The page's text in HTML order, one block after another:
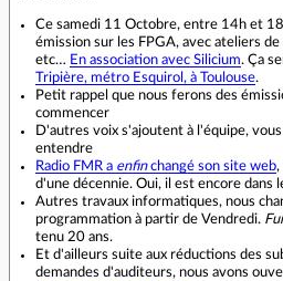
Ce samedi 11 Octobre, entre 14h et
émission sur les FPGA, avec ateliers de
etc… En association avec Silicium. Ça
Tripière, métro Esquirol, à Toulouse.
Petit rappel que nous ferons des
commencer
D'autres voix s'ajoutent à l'équipe,
entendre
Radio FMR a enfinchangé son site web,
d'une décennie. Oui, il est encore dans
Autres travaux informatiques, nous
programmation à partir de Vendredi.
tenu 20 ans.
Et d'ailleurs suite aux réductions des
demandes d'auditeurs, nous avons